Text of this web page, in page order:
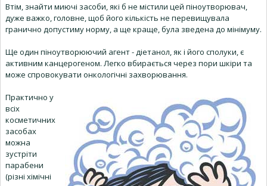
Втім, знайти миючі засоби, які б не містили цей піноутворювач,
дуже важко, головне, щоб його кількість не перевищувала
гранично допустиму норму, а ще краще, була зведена до мінімуму.
Ще один піноутворюючий агент - діетанол, як і його сполуки, є
активним канцерогеном. Легко вбирається через пори шкіри та
може спровокувати онкологічні захворювання.
Практично у
всіх
косметичних
засобах
можна
зустріти
парабени
(різні хімічні